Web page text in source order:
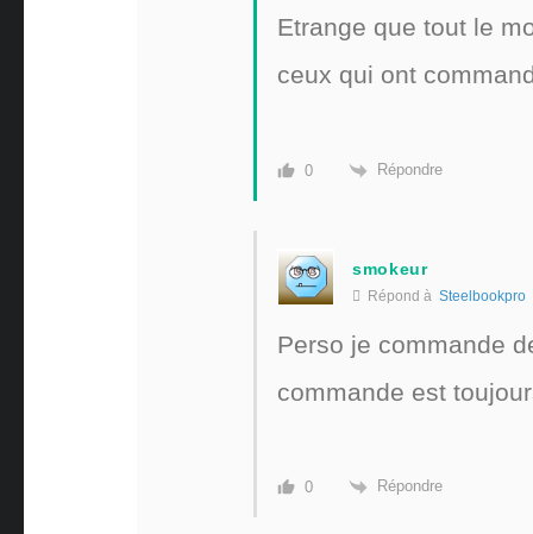
Etrange que tout le
ceux qui ont
0 Répondre
smokeur
Répond à Steelbookpro
Perso je commande
commande est
0 Répondre